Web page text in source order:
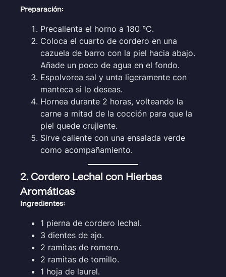
Preparación:
Precalienta el horno a 180 °C.
Coloca el cuarto de cordero en una
cazuela de barro con la piel hacia abajo.
Añade un poco de agua en el fondo.
Espolvorea sal y unta ligeramente con
manteca si lo deseas.
Hornea durante 2 horas, volteando la
carne a mitad de la cocción para que la
piel quede crujiente.
Sirve caliente con una ensalada verde
como acompañamiento.
2. Cordero Lechal con Hierbas
Aromáticas
Ingredientes:
1 pierna de cordero lechal.
3 dientes de ajo.
2 ramitas de romero.
2 ramitas de tomillo.
1 hoja de laurel.